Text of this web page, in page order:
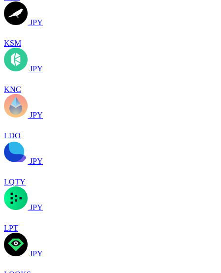
JPY
KSM
JPY
KNC
JPY
LDO
JPY
LQTY
JPY
LPT
JPY